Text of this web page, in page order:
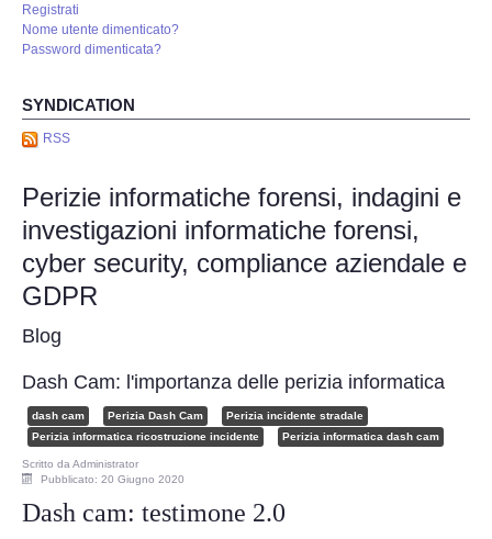
Perizia Controllo lavoratori
Perizia DVR
Perizia IoT e IIoT
Perizia Ransomware Malware
Perizia Incidente Stradale
INDAGINI DIGITALI
Digital Intelligence OSINT
Indagini su computer
Registrati
Nome utente dimenticato?
Password dimenticata?
SYNDICATION
RSS
Perizie informatiche forensi, indagini e
investigazioni informatiche forensi,
cyber security, compliance aziendale e
GDPR
Blog
Dash Cam: l'importanza delle perizia informatica
dash cam Perizia Dash Cam
Perizia incidente stradale
Perizia informatica ricostruzione incidente
Perizia informatica dash cam
Scritto da Administrator
Pubblicato: 20 Giugno 2020
Dash cam: testimone 2.0